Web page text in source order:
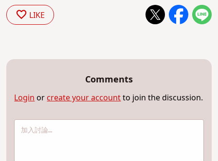
LIKE
Comments
Loginorcreate your accountto join the discussion.